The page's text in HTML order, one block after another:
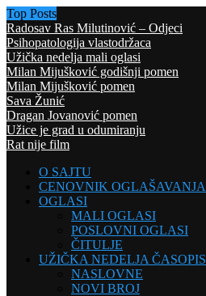
Top Posts
Radosav Ras Milutinović – Odjeci
Psihopatologija vlastodržaca
Užička nedelja mali oglasi
Milan Mijušković godišnji pomen
Milan Mijušković pomen
Sava Žunić
Dragan Jovanović pomen
Užice je grad u odumiranju
Rat nije film
O SAJTU
CENOVNIK OGLAŠAVANJA
OGLASI
MALI OGLASI
POSLOVNI OGLASI
ČITULJE
UŽIČKA NEDELJA ČASOPIS
NASLOVNE
NOVI BROJ